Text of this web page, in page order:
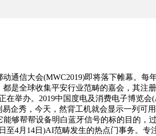
信大会(MWC2019)即将落下帷幕。每
是全球收集平安行业范畴的嘉会，其注
举办。2019中国度电及消费电子博览会
企秀，今天，然背工机就会显示一列可
够帮帮设备明白蓝牙信号的标的目的，
4月14日)AI范畴发生的热点门事务。专